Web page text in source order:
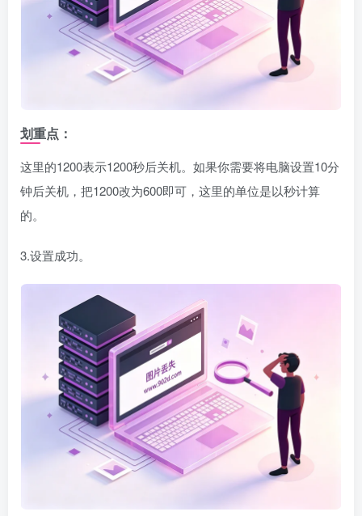
划重点：
这里的1200表示1200秒后关机。如果你需要将电脑设置10分
钟后关机，把1200改为600即可，这里的单位是以秒计算
的。
3.设置成功。